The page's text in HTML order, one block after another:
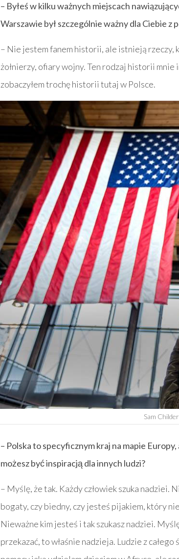
– Byłeś w kilku ważnych miejscach
Warszawie był szczególnie ważny dla Ciebie z
– Nie jestem fanem historii, ale istnieją rzeczy,
żołnierzy, ofiary wojny. Ten rodzaj historii
zobaczyłem trochę historii tutaj w Polsce.
Sam
– Polska to specyficznym kraj na mapie
możesz być inspiracją dla innych ludzi?
– Myślę, że tak. Każdy człowiek szuka nadziei.
bogaty, czy biedny, czy jesteś pijakiem, który
Nieważne kim jesteś i tak szukasz nadziei.
przekazać, to właśnie nadzieja. Ludzie z